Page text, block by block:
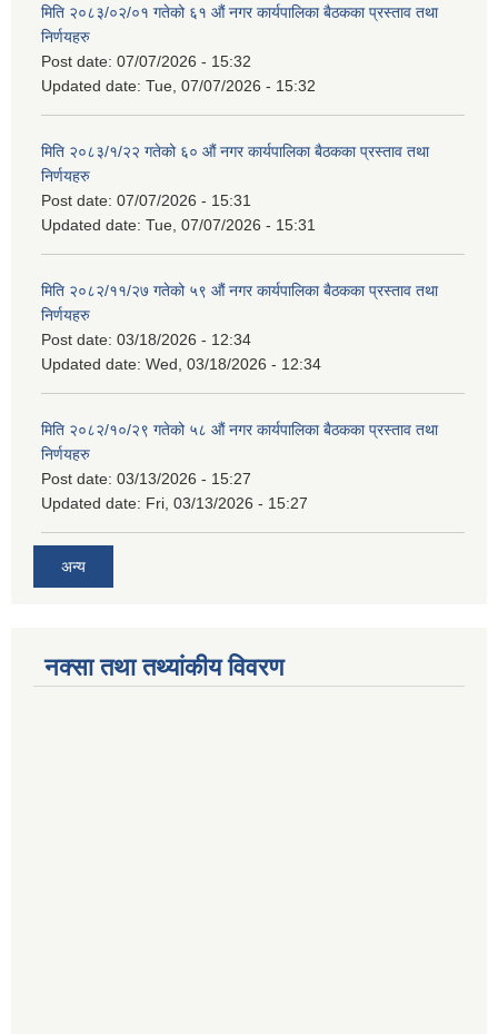
मिति २०८३/०२/०१ गतेको ६१ औं नगर कार्यपालिका बैठकका प्रस्ताव तथा
निर्णयहरु
Post date: 07/07/2026 - 15:32
Updated date: Tue, 07/07/2026 - 15:32
मिति २०८३/१/२२ गतेको ६० औं नगर कार्यपालिका बैठकका प्रस्ताव तथा
निर्णयहरु
Post date: 07/07/2026 - 15:31
Updated date: Tue, 07/07/2026 - 15:31
मिति २०८२/११/२७ गतेको ५९ औं नगर कार्यपालिका बैठकका प्रस्ताव तथा
निर्णयहरु
Post date: 03/18/2026 - 12:34
Updated date: Wed, 03/18/2026 - 12:34
मिति २०८२/१०/२९ गतेको ५८ औं नगर कार्यपालिका बैठकका प्रस्ताव तथा
निर्णयहरु
Post date: 03/13/2026 - 15:27
Updated date: Fri, 03/13/2026 - 15:27
अन्य
नक्सा तथा तथ्यांकीय विवरण